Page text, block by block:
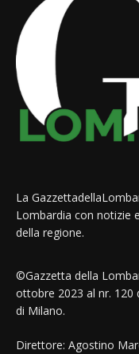
La
Lombardia con notizie
della regione.
©Gazzetta della
ottobre 2023 al nr. 120
di Milano.
Direttore: Agostino